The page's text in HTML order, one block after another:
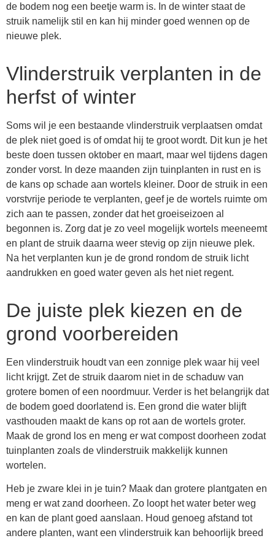
de bodem nog een beetje warm is. In de winter staat de
struik namelijk stil en kan hij minder goed wennen op de
nieuwe plek.
Vlinderstruik verplanten in de
herfst of winter
Soms wil je een bestaande vlinderstruik verplaatsen omdat
de plek niet goed is of omdat hij te groot wordt. Dit kun je het
beste doen tussen oktober en maart, maar wel tijdens dagen
zonder vorst. In deze maanden zijn tuinplanten in rust en is
de kans op schade aan wortels kleiner. Door de struik in een
vorstvrije periode te verplanten, geef je de wortels ruimte om
zich aan te passen, zonder dat het groeiseizoen al
begonnen is. Zorg dat je zo veel mogelijk wortels meeneemt
en plant de struik daarna weer stevig op zijn nieuwe plek.
Na het verplanten kun je de grond rondom de struik licht
aandrukken en goed water geven als het niet regent.
De juiste plek kiezen en de
grond voorbereiden
Een vlinderstruik houdt van een zonnige plek waar hij veel
licht krijgt. Zet de struik daarom niet in de schaduw van
grotere bomen of een noordmuur. Verder is het belangrijk dat
de bodem goed doorlatend is. Een grond die water blijft
vasthouden maakt de kans op rot aan de wortels groter.
Maak de grond los en meng er wat compost doorheen zodat
tuinplanten zoals de vlinderstruik makkelijk kunnen
wortelen.
Heb je zware klei in je tuin? Maak dan grotere plantgaten en
meng er wat zand doorheen. Zo loopt het water beter weg
en kan de plant goed aanslaan. Houd genoeg afstand tot
andere planten, want een vlinderstruik kan behoorlijk breed